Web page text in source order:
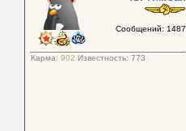
Сообщений: 1487
Карма: 902 Известность: 773